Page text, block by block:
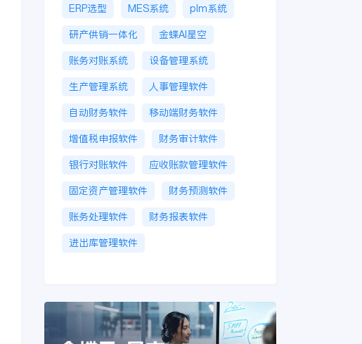
ERP选型 MES系统
plm系统
研产供销一体化
金蝶AI星空
账务对账系统
设备管理系统
生产管理系统
人事管理软件
自动财务软件
移动端财务软件
增值税申报软件
财务审计软件
银行对账软件
应收账款管理软件
固定资产管理软件
财务预测软件
账务处理软件
财务报表软件
进出库管理软件